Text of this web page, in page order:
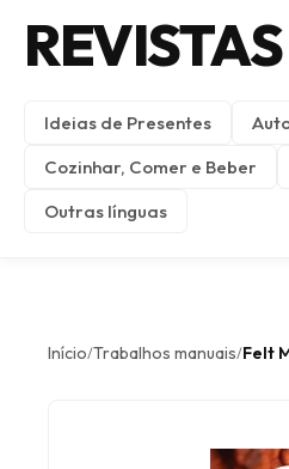
REVISTAS
Ideias de Presentes
Cozinhar, Comer e Beber
Outras línguas
Início/Trabalhos manuais/Felt